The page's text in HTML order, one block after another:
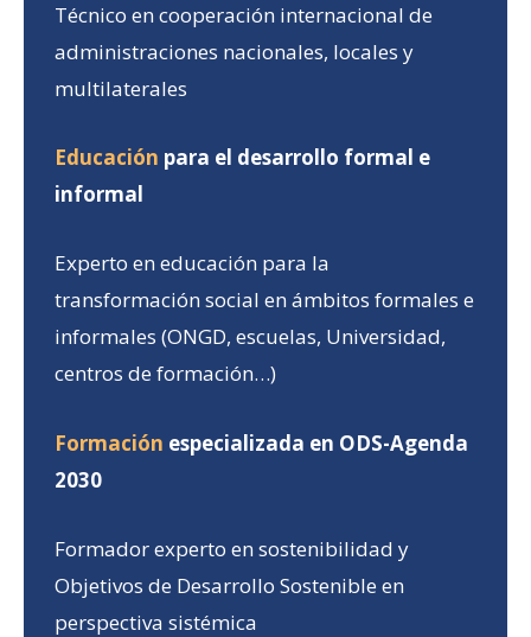
Técnico en cooperación internacional de
administraciones nacionales, locales y
multilaterales
Educación para el desarrollo formal e
informal
Experto en educación para la
transformación social en ámbitos formales e
informales (ONGD, escuelas, Universidad,
centros de formación…)
Formación especializada en ODS-Agenda
2030
Formador experto en sostenibilidad y
Objetivos de Desarrollo Sostenible en
perspectiva sistémica